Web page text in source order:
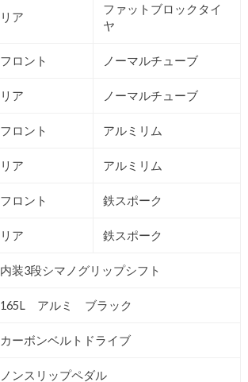
リア
ファットブロックタイ
ヤ
フロント ノーマルチューブ
リア ノーマルチューブ
フロント アルミリム
リア アルミリム
フロント 鉄スポーク
リア 鉄スポーク
内装3段シマノグリップシフト
165L アルミ ブラック
カーボンベルトドライブ
ノンスリップペダル